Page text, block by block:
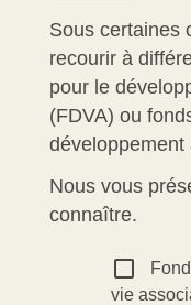
Sous certaines
recourir à
pour le
(FDVA) ou
développement
Nous vous
connaître.
check_box_outline_blank
vie